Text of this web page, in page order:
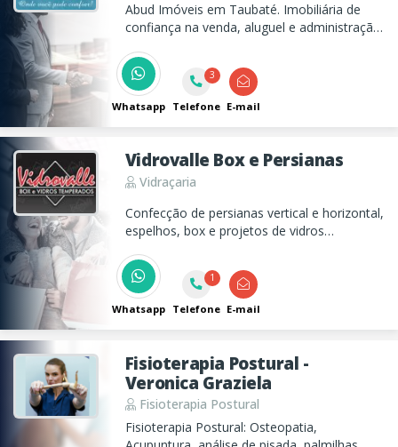
Abud Imóveis em Taubaté. Imobiliária de
confiança na venda, aluguel e administração
Whatsapp
3
Telefone E-mail
Vidrovalle Box e Persianas
Vidraçaria
Confecção de persianas vertical e horizontal,
espelhos, box e projetos de vidros
sanfonadas em Taubaté!
Whatsapp
1
Telefone E-mail
Fisioterapia Postural -
Veronica Graziela
Fisioterapia Postural
Fisioterapia Postural: Osteopatia,